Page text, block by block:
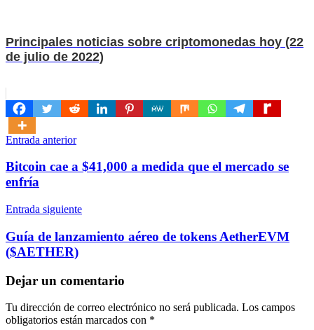
Principales noticias sobre criptomonedas hoy (22
de julio de 2022)
Navegación
de
entradas
Entrada anterior
Bitcoin cae a $41,000 a medida que el mercado se
enfría
Entrada siguiente
Guía de lanzamiento aéreo de tokens AetherEVM
($AETHER)
Dejar un comentario
Tu dirección de correo electrónico no será publicada. Los campos
obligatorios están marcados con *